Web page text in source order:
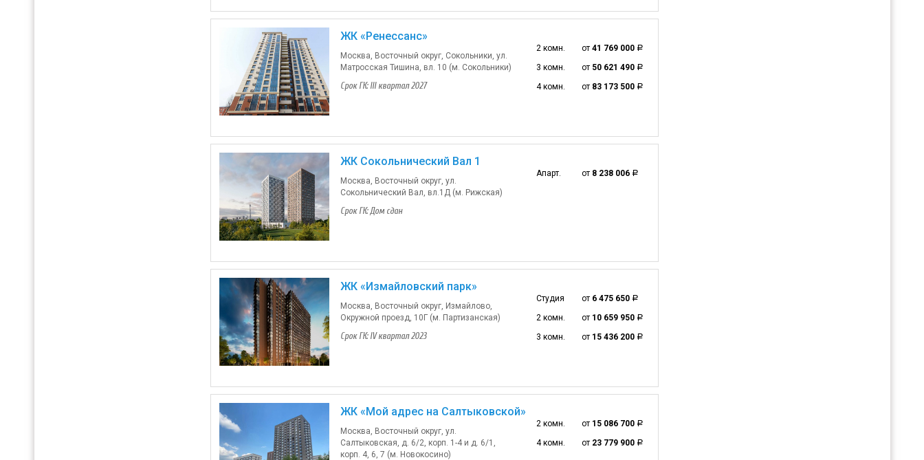
ЖК «Ренессанс»
Москва, Восточный округ, Сокольники, ул.
Матросская Тишина, вл. 10 (м. Сокольники)
Срок ГК: III квартал 2027
2 комн. от 41 769 000 a
3 комн. от 50 621 490 a
4 комн. от 83 173 500 a
ЖК Сокольнический Вал 1
Москва, Восточный округ, ул.
Сокольнический Вал, вл.1Д (м. Рижская)
Срок ГК: Дом сдан
Апарт. от 8 238 006 a
ЖК «Измайловский парк»
Москва, Восточный округ, Измайлово,
Окружной проезд, 10Г (м. Партизанская)
Срок ГК: IV квартал 2023
Студия от 6 475 650 a
2 комн. от 10 659 950 a
3 комн. от 15 436 200 a
ЖК «Мой адрес на Салтыковской»
Москва, Восточный округ, ул.
Салтыковская, д. 6/2, корп. 1-4 и д. 6/1,
корп. 4, 6, 7 (м. Новокосино)
2 комн. от 15 086 700 a
4 комн. от 23 779 900 a